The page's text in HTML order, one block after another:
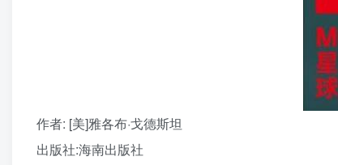
作者: [美]雅各布·戈德斯坦
出版社:海南出版社